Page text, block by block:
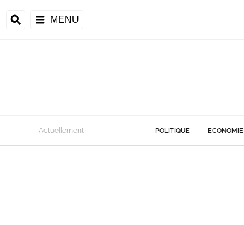
MENU
Actuellement POLITIQUE ECONOMIE